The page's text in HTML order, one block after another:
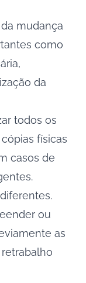
mudança
como
da
todos os
físicas
casos de
ou
as